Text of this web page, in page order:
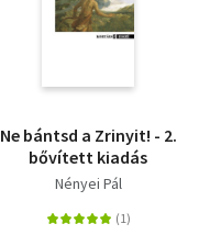
Ne bántsd a Zrinyit! - 2.
bővített kiadás
Nényei Pál